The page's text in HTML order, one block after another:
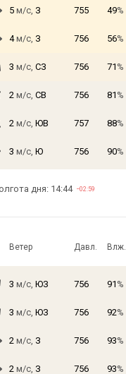
5 м/с, З 755 49%
4м/с, З 756 56%
3 м/с, СЗ 756 71 %
2 м/с, СВ 756 81 %
2 м/с, ЮВ 757 88%
3 м/с, Ю 756 90%
дня: 14:44 −02:59
Ветер Давл. Влж.
3 м/с, ЮЗ 756 91 %
3 м/с, ЮЗ 756 92%
2 м/с, З 756 93%
2 м/с, З 756 93%